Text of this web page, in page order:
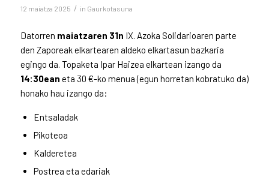
12 maiatza 2025 / in Gaurkotasuna
Datorren maiatzaren 31n IX. Azoka Solidarioaren parte
den Zaporeak elkartearen aldeko elkartasun bazkaria
egingo da. Topaketa Ipar Haizea elkartean izango da
14:30ean eta 30 €-ko menua (egun horretan kobratuko da)
honako hau izango da:
Entsaladak
Pikoteoa
Kalderetea
Postrea eta edariak